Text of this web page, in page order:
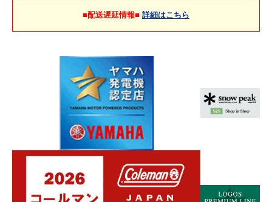
■配送遅延情報■ 詳細はこちら